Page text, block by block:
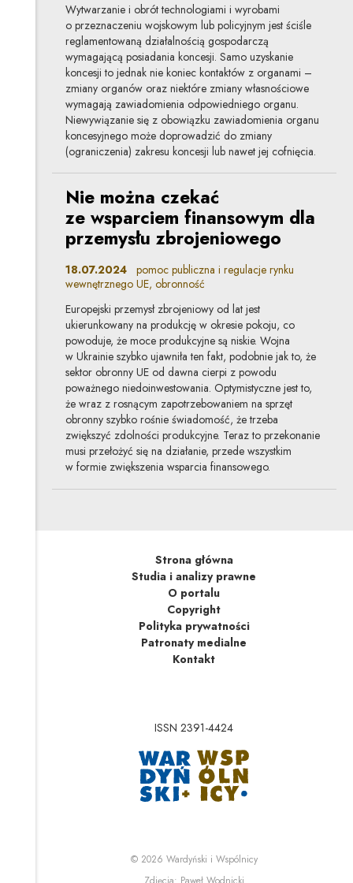
Wytwarzanie i obrót technologiami i wyrobami
o przeznaczeniu wojskowym lub policyjnym jest ściśle
reglamentowaną działalnością gospodarczą
wymagającą posiadania koncesji. Samo uzyskanie
koncesji to jednak nie koniec kontaktów z organami –
zmiany organów oraz niektóre zmiany własnościowe
wymagają zawiadomienia odpowiedniego organu.
Niewywiązanie się z obowiązku zawiadomienia organu
koncesyjnego może doprowadzić do zmiany
(ograniczenia) zakresu koncesji lub nawet jej cofnięcia.
Nie można czekać
ze wsparciem finansowym dla
przemysłu zbrojeniowego
18.07.2024 pomoc publiczna i regulacje rynku
wewnętrznego UE, obronność
Europejski przemysł zbrojeniowy od lat jest
ukierunkowany na produkcję w okresie pokoju, co
powoduje, że moce produkcyjne są niskie. Wojna
w Ukrainie szybko ujawniła ten fakt, podobnie jak to, że
sektor obronny UE od dawna cierpi z powodu
poważnego niedoinwestowania. Optymistyczne jest to,
że wraz z rosnącym zapotrzebowaniem na sprzęt
obronny szybko rośnie świadomość, że trzeba
zwiększyć zdolności produkcyjne. Teraz to przekonanie
musi przełożyć się na działanie, przede wszystkim
w formie zwiększenia wsparcia finansowego.
Strona główna
Studia i analizy prawne
O portalu
Copyright
Polityka prywatności
Patronaty medialne
Kontakt
ISSN 2391-4424
Uwaga, link zostanie
© 2026 Wardyński i WspólnicyUwaga, link zostanie
Uwaga, link zostanie